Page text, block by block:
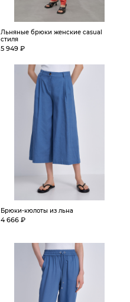
Льняные брюки женские casual
стиля
5 949 ₽
Брюки-кюлоты из льна
4 666 ₽